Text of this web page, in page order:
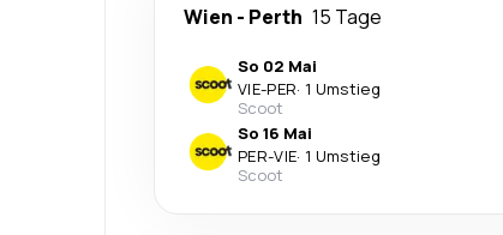
Wien - Perth 15 Tage
So 02 Mai
VIE-PER· 1 Umstieg
Scoot
So 16 Mai
PER-VIE· 1 Umstieg
Scoot